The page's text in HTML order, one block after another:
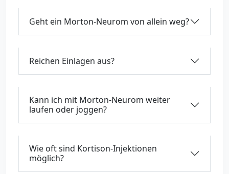
Geht ein Morton-Neurom von allein weg?
Reichen Einlagen aus?
Kann ich mit Morton-Neurom weiter
laufen oder joggen?
Wie oft sind Kortison-Injektionen
möglich?